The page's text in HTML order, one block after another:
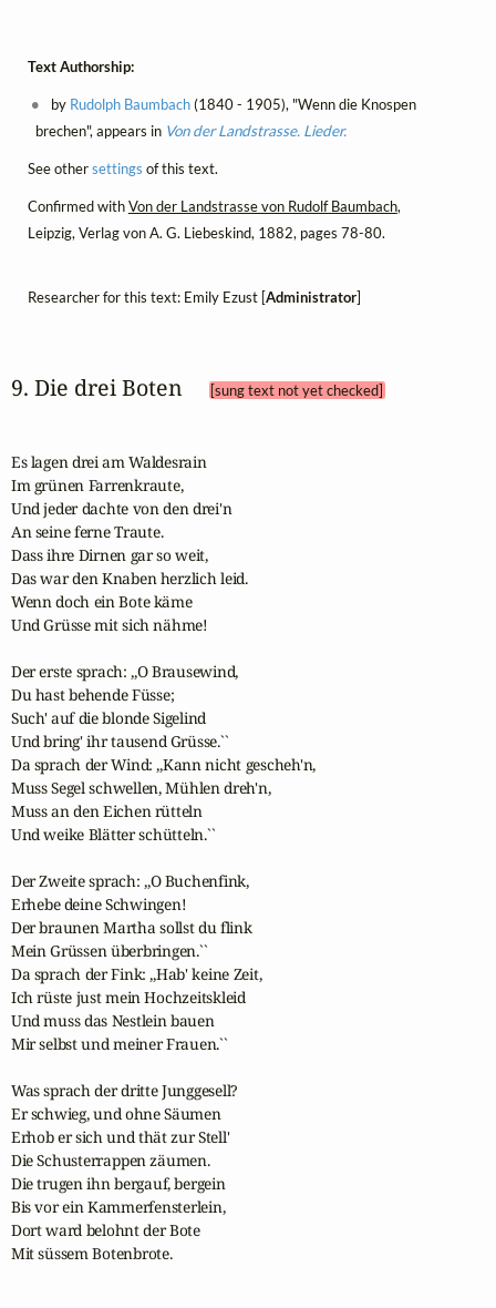
Text Authorship:
by Rudolph Baumbach(1840 - 1905), "Wenn die Knospen
brechen", appears in Von der Landstrasse. Lieder.
See othersettings of this text.
Confirmed withVon der Landstrasse von Rudolf Baumbach,
Leipzig, Verlag von A. G. Liebeskind, 1882, pages 78-80.
Researcher for this text: Emily Ezust [Administrator]
9. Die drei Boten [sung text not yet checked]
Es lagen drei am Waldesrain
Im grünen Farrenkraute,
Und jeder dachte von den drei'n
An seine ferne Traute.
Dass ihre Dirnen gar so weit,
Das war den Knaben herzlich leid.
Wenn doch ein Bote käme
Und Grüsse mit sich nähme!
Der erste sprach: ,,O Brausewind,
Du hast behende Füsse;
Such' auf die blonde Sigelind
Und bring' ihr tausend Grüsse.``
Da sprach der Wind: ,,Kann nicht gescheh'n,
Muss Segel schwellen, Mühlen dreh'n,
Muss an den Eichen rütteln
Und weike Blätter schütteln.``
Der Zweite sprach: ,,O Buchenfink,
Erhebe deine Schwingen!
Der braunen Martha sollst du flink
Mein Grüssen überbringen.``
Da sprach der Fink: ,,Hab' keine Zeit,
Ich rüste just mein Hochzeitskleid
Und muss das Nestlein bauen
Mir selbst und meiner Frauen.``
Was sprach der dritte Junggesell?
Er schwieg, und ohne Säumen
Erhob er sich und thät zur Stell'
Die Schusterrappen zäumen.
Die trugen ihn bergauf, bergein
Bis vor ein Kammerfensterlein,
Dort ward belohnt der Bote
Mit süssem Botenbrote.